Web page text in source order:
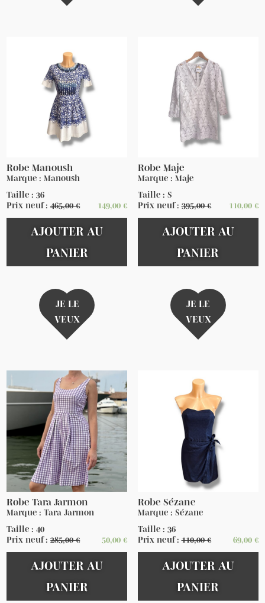
Robe Manoush
Marque : Manoush
Taille : 36
Prix neuf :465,00€ 149,00 €
AJOUTER AU
PANIER
JE LE
VEUX
Robe Maje
Marque : Maje
Taille : S
Prix neuf :395,00€ 110,00 €
AJOUTER AU
PANIER
JE LE
VEUX
Robe Tara Jarmon
Marque : Tara Jarmon
Taille : 40
Prix neuf :285,00€ 50,00 €
AJOUTER AU
PANIER
Robe Sézane
Marque : Sézane
Taille : 36
Prix neuf :110,00€ 69,00 €
AJOUTER AU
PANIER